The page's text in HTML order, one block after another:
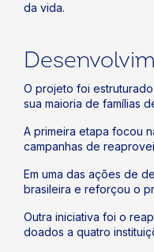
da vida.
O projeto foi
sua maioria de famílias
A primeira etapa focou
campanhas de
Em uma das ações de
brasileira e reforçou o
Outra iniciativa foi o
doados a quatro